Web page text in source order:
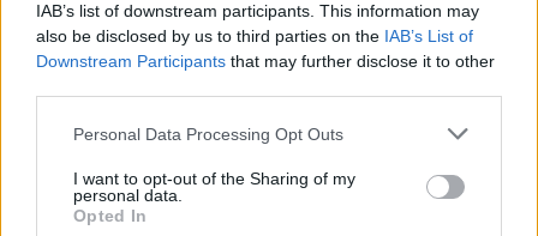
IAB’s list of downstream participants. This information may
also be disclosed by us to third parties on the IAB’s List of
Downstream Participants that may further disclose it to other
Personal Data Processing Opt Outs
I want to opt-out of the Sharing of my
personal data.
Opted In
Žiūrimiausi įrašai
Vaizdai iš tragiškos avarijos Vilniaus r.: dviejų moterų ir
Žinios | Lietuvos diena